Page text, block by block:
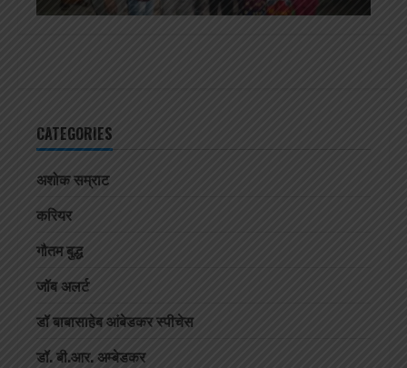
CATEGORIES
अशोक सम्राट
करियर
गौतम बुद्ध
जॉब अलर्ट
डॉ बाबासाहेब आंबेडकर स्पीचेस
डॉ. बी.आर. अम्बेडकर